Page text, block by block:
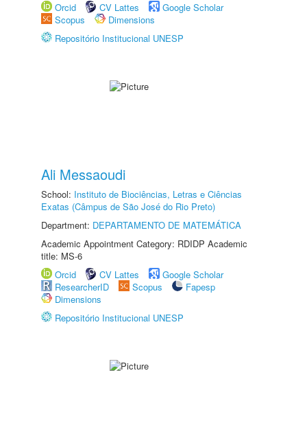
Orcid
CV Lattes
Google Scholar
Scopus
Dimensions
Repositório Institucional UNESP
Ali Messaoudi
School: Instituto de Biociências, Letras e Ciências
Exatas (Câmpus de São José do Rio Preto)
Department: DEPARTAMENTO DE MATEMÁTICA
Academic Appointment Category: RDIDP Academic
title: MS-6
Orcid
CV Lattes
Google Scholar
ResearcherID
Scopus
Fapesp
Dimensions
Repositório Institucional UNESP